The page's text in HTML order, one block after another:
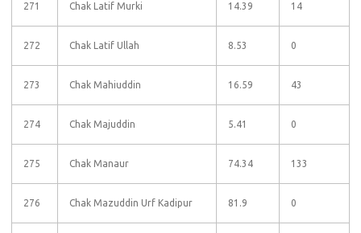
271 Chak Latif Murki 14.39 14
272 Chak Latif Ullah 8.53 0
273 Chak Mahiuddin 16.59 43
274 Chak Majuddin 5.41 0
275 Chak Manaur 74.34 133
276 Chak Mazuddin Urf Kadipur 81.9 0